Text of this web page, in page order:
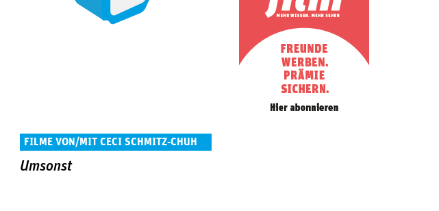
FILME VON/MIT CECI SCHMITZ-CHUH
Umsonst